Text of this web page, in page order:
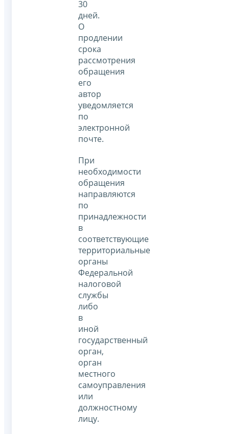
30
дней.
О
продлении
срока
рассмотрения
обращения
его
автор
уведомляется
по
электронной
почте.
При
необходимости
обращения
направляются
по
принадлежности
в
соответствующие
территориальные
органы
Федеральной
налоговой
службы
либо
в
иной
государственный
орган,
орган
местного
самоуправления
или
должностному
лицу.